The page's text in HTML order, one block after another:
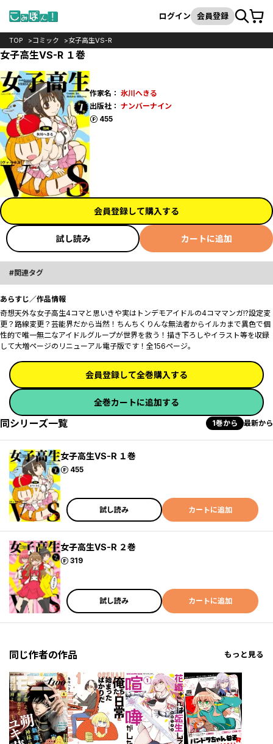
検索
ログイン 会員登録カート
TOP コミック 女子高生VS-R
女子高生VS-R １巻
作家名： 氷川へきる
出版社： ナンバーナイン
455
ポイント
会員登録して購入する
試し読み カートに追加
関連タグ
あらすじ／作品情報
奇想天外な女子高生4コマと思いきや実はトンデモアイドルの4コママンガ!?設定変
更？路線変更？芸能界だから当然！ちんちくりんな無法者からイルカまで異色で個
性的で唯一無二なアイドルグループが世界を救う！描き下ろしやイラスト等を収録
して大増ページのリニューアル電子版です！全156ページ｡
会員登録して全巻購入する
全巻カートに追加する
同シリーズ一覧 1巻から 最新から
女子高生VS-R １巻
455
ポイント
試し読み カートに追加
女子高生VS-R ２巻
319
ポイント
試し読み カートに追加
同じ作者の作品 もっと見る